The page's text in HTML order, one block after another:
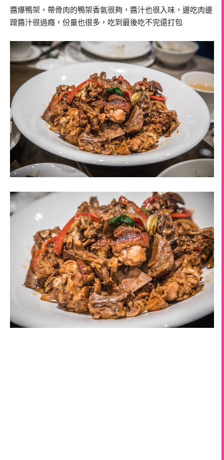
醬爆鴨架，帶骨肉的鴨架香氣很夠，醬汁也很入味，邊吃肉邊
蹭醬汁很過癮，份量也很多，吃到最後吃不完還打包